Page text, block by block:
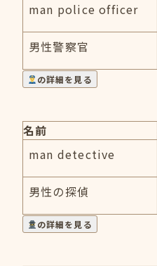
man police officer
男性警察官
の詳細を見る
名前
man detective
男性の探偵
の詳細を見る